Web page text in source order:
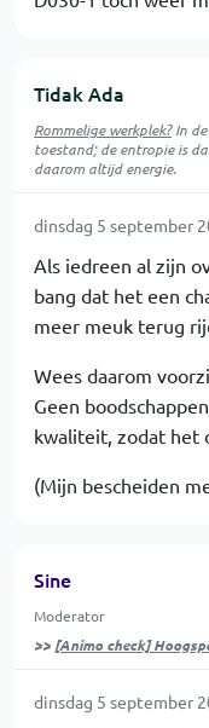
Tidak Ada
Rommelige werkplek?In
toestand; de entropie is
daarom altijd energie.
dinsdag 5 september
Als iedreen al zijn
bang dat het een
meer meuk terug
Wees daarom
Geen
kwaliteit, zodat het
(Mijn bescheiden
Sine
Moderator
>> [Animo check]
dinsdag 5 september